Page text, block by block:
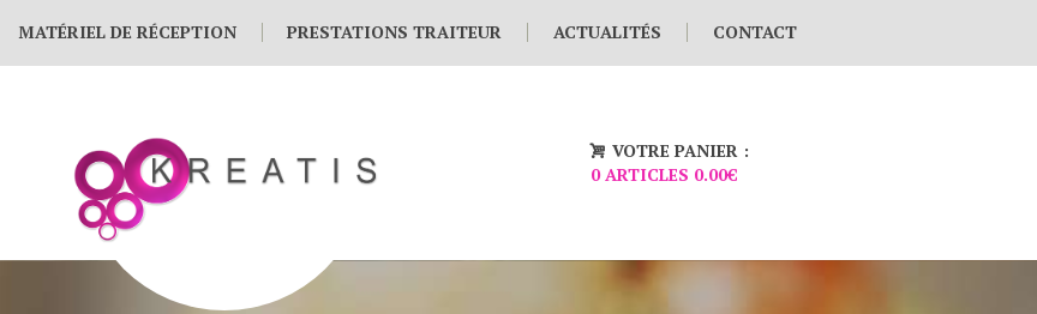
MATÉRIEL DE RÉCEPTION PRESTATIONS TRAITEUR ACTUALITÉS CONTACT
VOTRE PANIER :
0 ARTICLES 0.00€